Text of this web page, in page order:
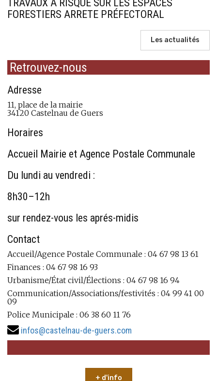
TRAVAUX A RISQUE SUR LES ESPACES
FORESTIERS ARRETE PRÉFECTORAL
Les actualités
Retrouvez-nous
Adresse
11, place de la mairie
34120 Castelnau de Guers
Horaires
Accueil Mairie et Agence Postale Communale
Du lundi au vendredi :
8h30–12h
sur rendez-vous les aprés-midis
Contact
Accueil/Agence Postale Communale : 04 67 98 13 61
Finances : 04 67 98 16 93
Urbanisme/État civil/Élections : 04 67 98 16 94
Communication/Associations/festivités : 04 99 41 00
09
Police Municipale : 06 38 60 11 76
infos@castelnau-de-guers.com
+ d'info